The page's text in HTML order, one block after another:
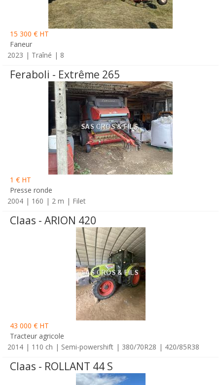
15 300 € HT
Faneur
2023
Traîné 8
Feraboli - Extrême 265
1 € HT
Presse ronde
2004
160 2 m Filet
Claas - ARION 420
43 000 € HT
Tracteur agricole
2014
110 ch Semi-powershift 380/70R28 420/85R38
Claas - ROLLANT 44 S